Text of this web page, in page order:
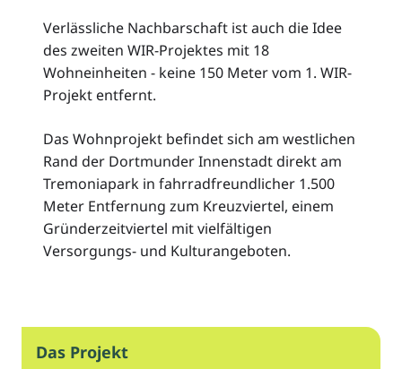
Verlässliche Nachbarschaft ist auch die Idee
des zweiten WIR-Projektes mit 18
Wohneinheiten - keine 150 Meter vom 1. WIR-
Projekt entfernt.
Das Wohnprojekt befindet sich am westlichen
Rand der Dortmunder Innenstadt direkt am
Tremoniapark in fahrradfreundlicher 1.500
Meter Entfernung zum Kreuzviertel, einem
Gründerzeitviertel mit vielfältigen
Versorgungs- und Kulturangeboten.
Das Projekt